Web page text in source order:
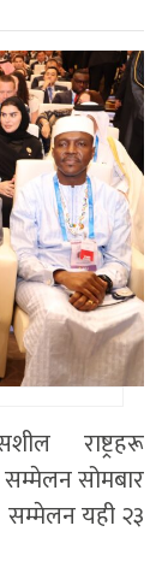
राष्ट्रहरू
सम्मेलन सोमबार
यही २३